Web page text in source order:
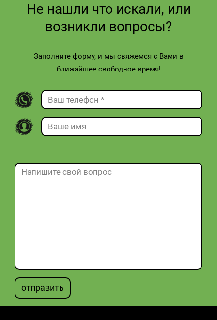
Не нашли что искали, или
возникли вопросы?
Заполните форму, и мы свяжемся с Вами в
ближайшее свободное время!
отправить